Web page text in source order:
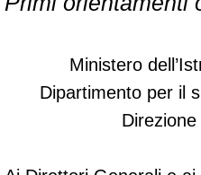
Ministero
Dipartimento per il